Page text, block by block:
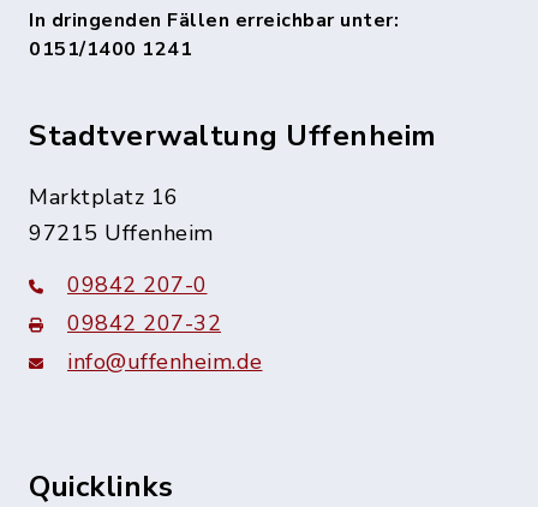
In dringenden Fällen erreichbar unter:
0151/1400 1241
Stadtverwaltung Uffenheim
Marktplatz 16
97215 Uffenheim
09842 207-0
09842 207-32
info@uffenheim.de
Quicklinks